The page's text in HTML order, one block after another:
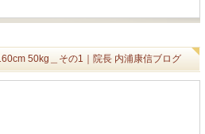
50kg＿その1｜院長 内浦康信ブログ